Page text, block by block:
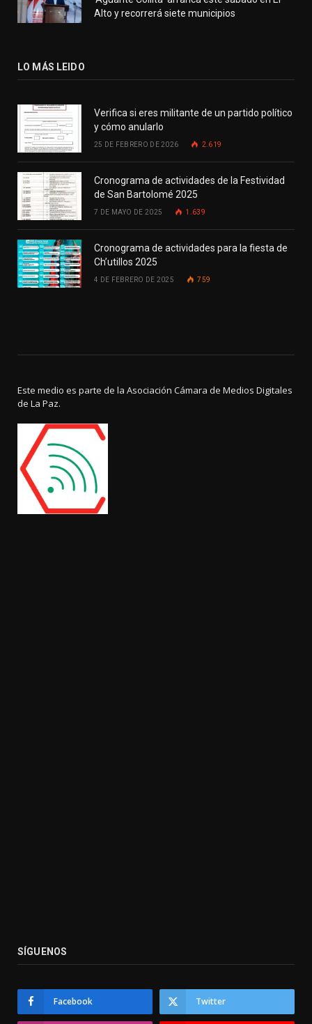
Alto y recorrerá siete municipios
LO MÁS LEIDO
Verifica si eres militante de un partido político
y cómo anularlo
25 DE FEBRERO DE 2026 2.619
Cronograma de actividades de la Festividad
de San Bartolomé 2025
7 DE MAYO DE 2025 1.639
Cronograma de actividades para la fiesta de
Ch’utillos 2025
4 DE FEBRERO DE 2025 759
Este medio es parte de la Asociación Cámara de Medios Digitales
de La Paz.
SÍGUENOS
Facebook Twitter